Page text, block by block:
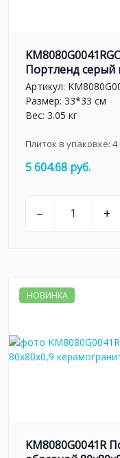
Портленд серый
Артикул:
Размер: 33*33 см
Вес: 3.05 кг
Плиток в упаковке: 4
5 604.68 руб.
– +
НОВИНКА
KM8080G0041R